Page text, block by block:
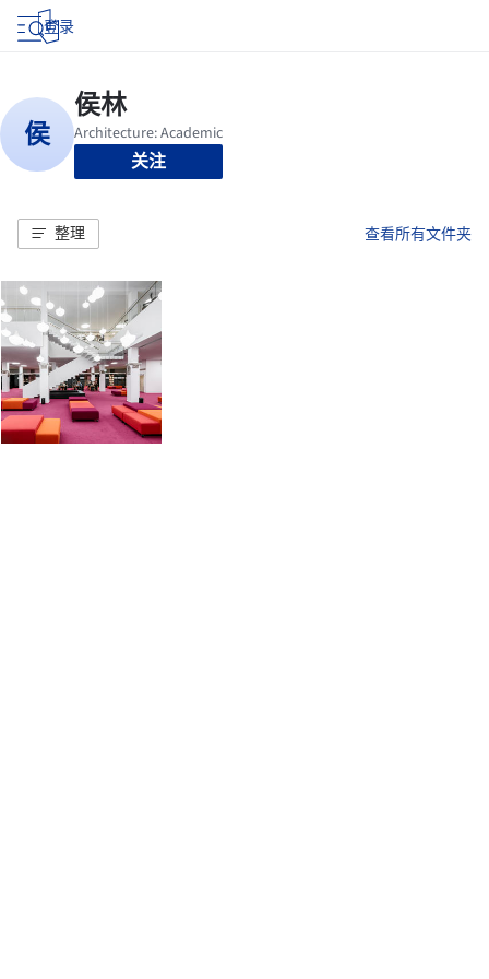
登录
关注
整理 查看所有文件夹